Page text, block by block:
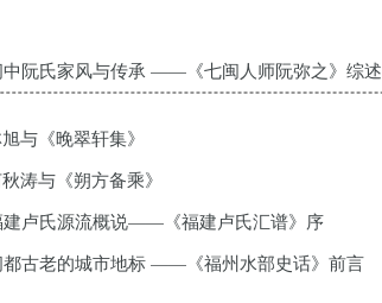
中阮氏家风与传承 ——《七闽人师阮弥之》综述
与《晚翠轩集》
涛与《朔方备乘》
建卢氏源流概说——《福建卢氏汇谱》序
都古老的城市地标 ——《福州水部史话》前言